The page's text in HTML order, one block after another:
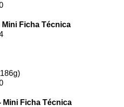
Mini Ficha Técnica
Mini Ficha Técnica